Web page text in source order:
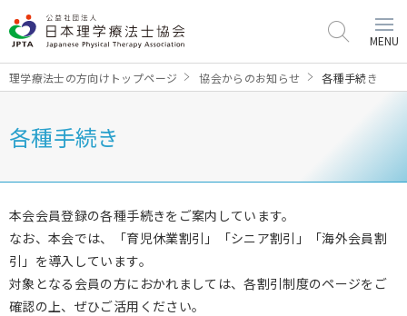
MENU
理学療法士の方向けトップページ 協会からのお知らせ 各種手続き
各種手続き
本会会員登録の各種手続きをご案内しています。
なお、本会では、「育児休業割引」「シニア割引」「海外会員割
引」を導入しています。
対象となる会員の方におかれましては、各割引制度のページをご
確認の上、ぜひご活用ください。